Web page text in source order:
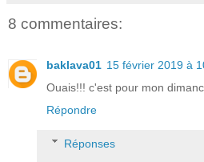
8 commentaires:
baklava01 15 février 2019 à
Ouais!!! c'est pour mon
Répondre
Réponses